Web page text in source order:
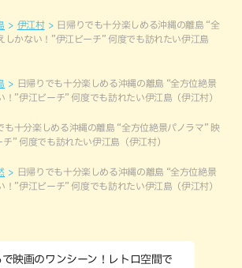
伊江村
日帰りでも十分楽しめる沖縄の離島 “全
しかない！”伊江ビーチ” 何度でも訪れたい伊江島
日帰りでも十分楽しめる沖縄の離島 “全方位絶景
！”伊江ビーチ” 何度でも訪れたい伊江島（伊江村）
も十分楽しめる沖縄の離島 “全方位絶景パノラマ” 映
” 何度でも訪れたい伊江島（伊江村）
日帰りでも十分楽しめる沖縄の離島 “全方位絶景
！”伊江ビーチ” 何度でも訪れたい伊江島（伊江村）
で映画のワンシーン！レトロ空間で